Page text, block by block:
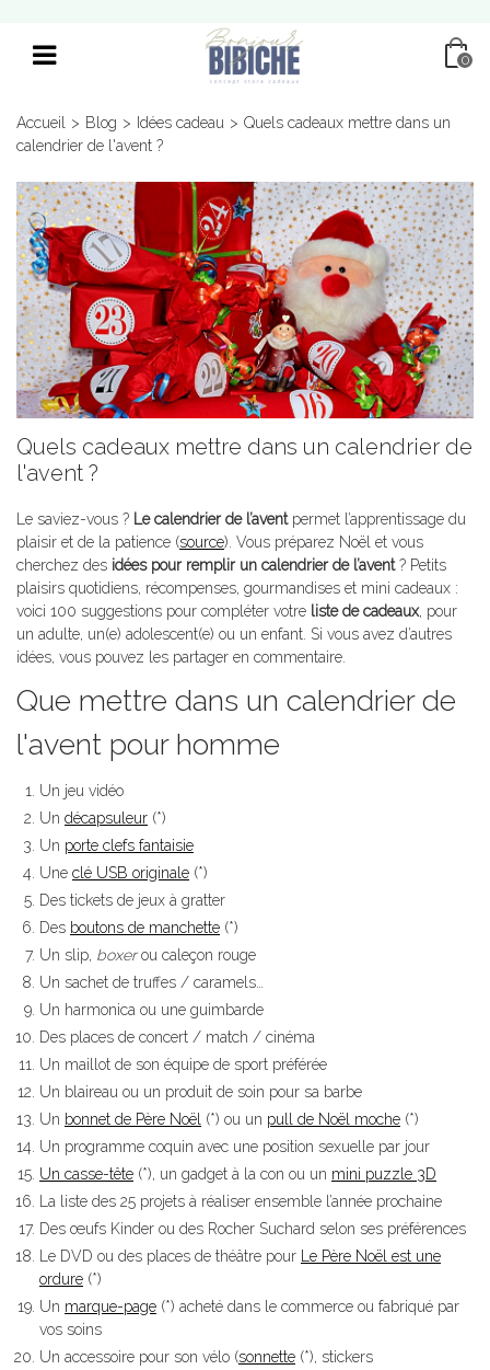
0
Accueil > Blog > Idées cadeau > Quels cadeaux mettre dans un
calendrier de l'avent ?
Quels cadeaux mettre dans un calendrier de
l'avent ?
Le saviez-vous ? Le calendrier de l’aventpermet l’apprentissage du
plaisir et de la patience (source). Vous préparez Noël et vous
cherchez des idées pour remplir un calendrier de l’avent? Petits
plaisirs quotidiens, récompenses, gourmandises et mini cadeaux :
voici 100 suggestions pour compléter votre liste de cadeaux, pour
un adulte, un(e) adolescent(e) ou un enfant. Si vous avez d’autres
idées, vous pouvez les partager en commentaire.
Que mettre dans un calendrier de
l'avent pour homme
Un jeu vidéo
Un décapsuleur (*)
Un porte clefs fantaisie
Une clé USB originale (*)
Des tickets de jeux à gratter
Des boutons de manchette (*)
Un slip, boxerou caleçon rouge
Un sachet de truffes / caramels…
Un harmonica ou une guimbarde
Des places de concert / match / cinéma
Un maillot de son équipe de sport préférée
Un blaireau ou un produit de soin pour sa barbe
Un bonnet de Père Noël (*) ou un pull de Noël moche (*)
Un programme coquin avec une position sexuelle par jour
Un casse-tête (*), un gadget à la con ou un mini puzzle 3D
La liste des 25 projets à réaliser ensemble l’année prochaine
Des œufs Kinder ou des Rocher Suchard selon ses préférences
Le DVD ou des places de théâtre pour Le Père Noël est une
ordure (*)
Un marque-page (*) acheté dans le commerce ou fabriqué par
vos soins
Un accessoire pour son vélo (sonnette (*), stickers